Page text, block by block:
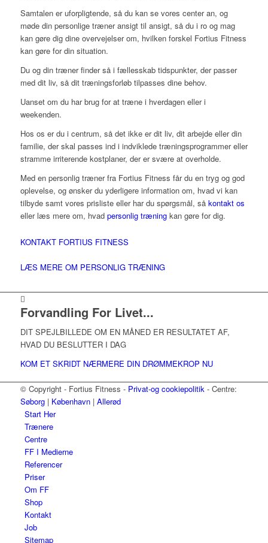
Samtalen er uforpligtende, så du kan se vores center an, og
møde din personlige træner ansigt til ansigt, så du i ro og mag
kan gøre dig dine overvejelser om, hvilken forskel Fortius Fitness
kan gøre for din situation.
Du og din træner finder så i fællesskab tidspunkter, der passer
med dit liv, så dit træningsforløb tilpasses dine behov.
Uanset om du har brug for at træne i hverdagen eller i
weekenden.
Hos os er du i centrum, så det ikke er dit liv, dit arbejde eller din
familie, der skal passes ind i indviklede træningsprogrammer eller
stramme irriterende kostplaner, der er svære at overholde.
Med en personlig træner fra Fortius Fitness får du en tryg og god
oplevelse, og ønsker du yderligere information om, hvad vi kan
tilbyde samt vores prisliste eller har du spørgsmål, så kontakt os
eller læs mere om, hvad personlig træningkan gøre for dig.
KONTAKT FORTIUS FITNESS
LÆS MERE OM PERSONLIG TRÆNING
Forvandling For Livet...
DIT SPEJLBILLEDE OM EN MÅNED ER RESULTATET AF,
HVAD DU BESLUTTER I DAG
KOM ET SKRIDT NÆRMERE DIN DRØMMEKROP NU
© Copyright - Fortius Fitness - Privat-og cookiepolitik- Centre:
Søborg| København| Allerød
Start Her
Trænere
Centre
FF I Medierne
Referencer
Priser
Om FF
Shop
Kontakt
Job
Sitemap